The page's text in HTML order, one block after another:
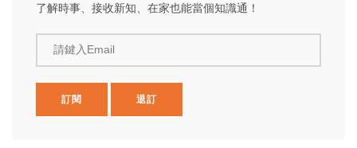
了解時事、接收新知、在家也能當個知識通！
請鍵入Email
訂閱 退訂